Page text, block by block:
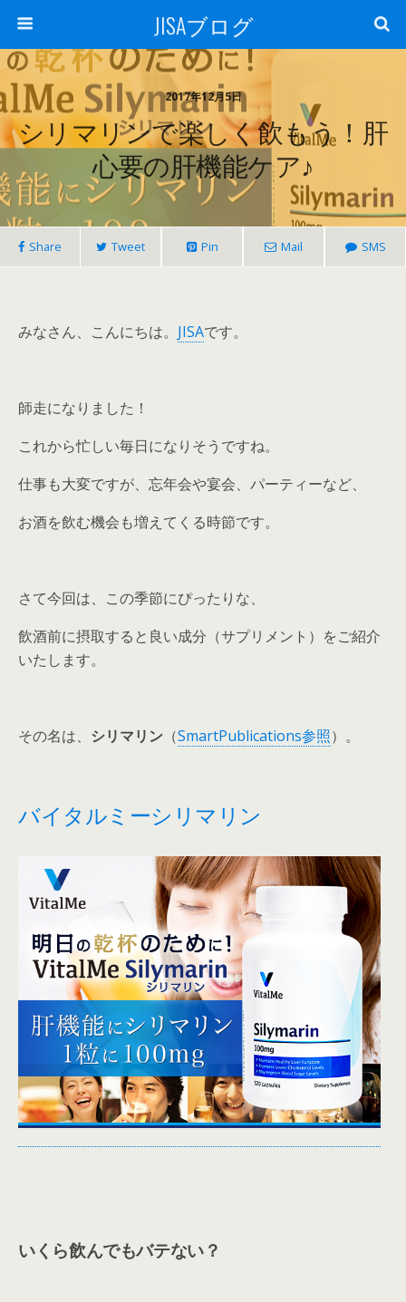
JISAブログ
2017年12月5日
シリマリンで楽しく飲もう！肝
心要の肝機能ケア♪
Share Tweet Pin Mail SMS
みなさん、こんにちは。 JISAです。
師走になりました！
これから忙しい毎日になりそうですね。
仕事も大変ですが、忘年会や宴会、パーティーなど、
お酒を飲む機会も増えてくる時節です。
さて今回は、この季節にぴったりな、
飲酒前に摂取すると良い成分（サプリメント）をご紹介
いたします。
その名は、 シリマリン （SmartPublications参照）。
バイタルミーシリマリン
いくら飲んでもバテない？